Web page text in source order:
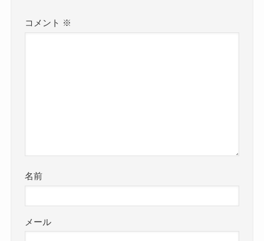
コメント ※
名前
メール